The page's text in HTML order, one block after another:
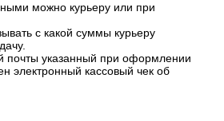
можно курьеру или при
с какой суммы курьеру
почты указанный при оформлении
электронный кассовый чек об